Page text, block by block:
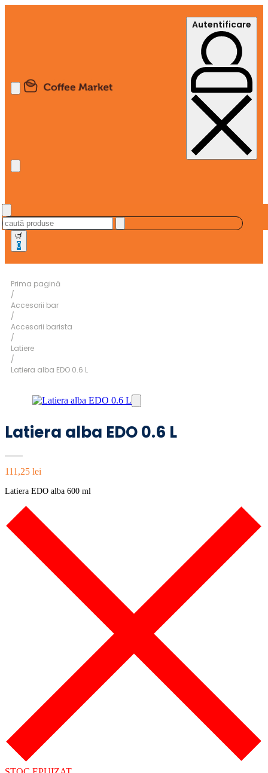
Autentificare
0
Prima pagină
/
Accesorii bar
/
Accesorii barista
/
Latiere
/
Latiera alba EDO 0.6 L
Latiera alba EDO 0.6 L
111,25 lei
Latiera EDO alba 600 ml